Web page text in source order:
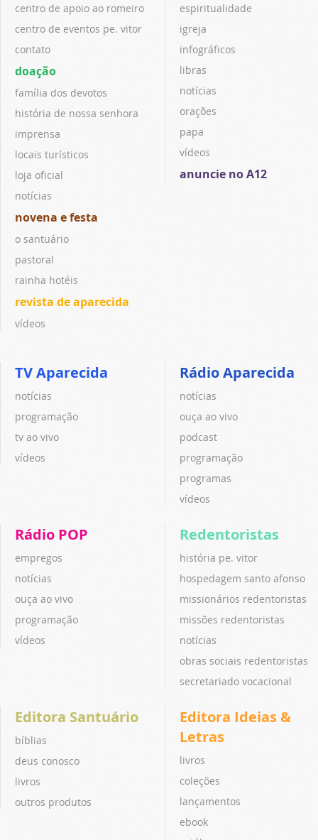
centro de apoio ao romeiro
centro de eventos pe. vitor
contato
doação
família dos devotos
história de nossa senhora
imprensa
locais turísticos
loja oficial
notícias
novena e festa
o santuário
pastoral
rainha hotéis
revista de aparecida
vídeos
espiritualidade
igreja
infográficos
libras
notícias
orações
papa
vídeos
anuncie no A12
TV Aparecida
notícias
programação
tv ao vivo
vídeos
Rádio Aparecida
notícias
ouça ao vivo
podcast
programação
programas
vídeos
Rádio POP
empregos
notícias
ouça ao vivo
programação
vídeos
Redentoristas
história pe. vitor
hospedagem santo afonso
missionários redentoristas
missões redentoristas
notícias
obras sociais redentoristas
secretariado vocacional
Editora Santuário
bíblias
deus conosco
livros
outros produtos
Editora Ideias &
Letras
livros
coleções
lançamentos
ebook